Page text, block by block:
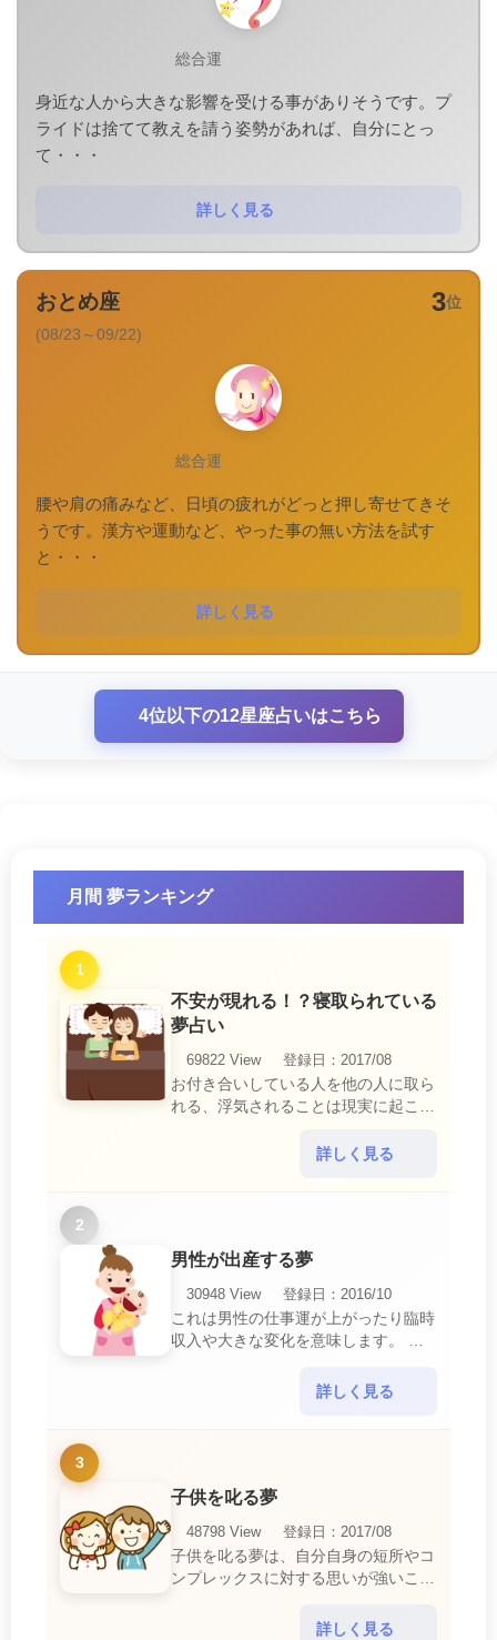
総合運
身近な人から大きな影響を受ける事がありそうです。プ
ライドは捨てて教えを請う姿勢があれば、自分にとっ
て・・・
詳しく見る
3位
おとめ座
(08/23～09/22)
総合運
腰や肩の痛みなど、日頃の疲れがどっと押し寄せてきそ
うです。漢方や運動など、やった事の無い方法を試す
と・・・
詳しく見る
4位以下の12星座占いはこちら
月間 夢ランキング
1
不安が現れる！？寝取られている
夢占い
69822 View
登録日：2017/08
お付き合いしている人を他の人に取ら
れる、浮気されることは現実に起こる
いにおいて、『寝取られている』夢
詳しく見る
2
男性が出産する夢
30948 View
登録日：2016/10
これは男性の仕事運が上がったり臨時
収入や大きな変化を意味します。 喜
ればあり得ない事が起きるのでビック
詳しく見る
3
子供を叱る夢
48798 View
登録日：2017/08
子供を叱る夢は、自分自身の短所やコ
ンプレックスに対する思いが強いこと
短所やコンプレックスを的確に認識し
詳しく見る